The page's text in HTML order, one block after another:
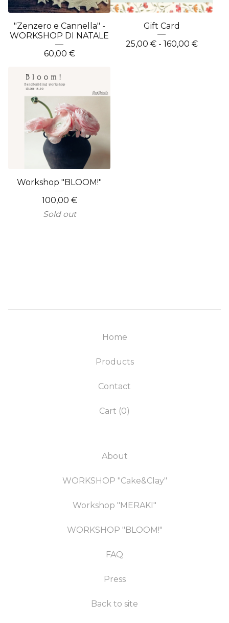
"Zenzero e Cannella" -
WORKSHOP DI NATALE
60,00 €
Gift Card
25,00 €- 160,00 €
Workshop "BLOOM!"
100,00 €
Sold out
Home
Products
Contact
Cart (0)
About
WORKSHOP "Cake&Clay"
Workshop "MERAKI"
WORKSHOP "BLOOM!"
FAQ
Press
Back to site